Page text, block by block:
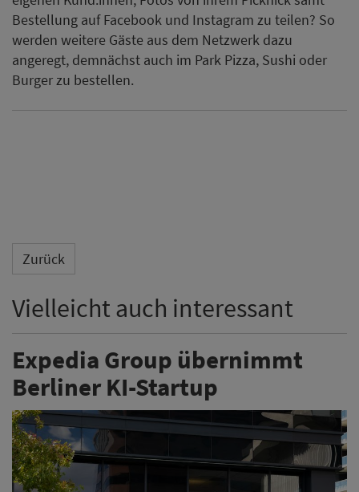
Zurück
Vielleicht auch interessant